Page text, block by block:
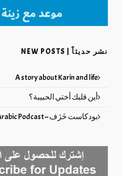
نشر حديثاً | NEW POSTS
A story about Karin and life
أين قلبك أختي الحبيبة؟
بودكاست خَزَف – New Arabic Podcast